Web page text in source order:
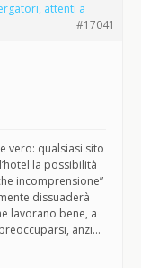
attenti a
#17041
vero: qualsiasi sito
la possibilità
incomprensione”
dissuaderà
lavorano bene, a
anzi…